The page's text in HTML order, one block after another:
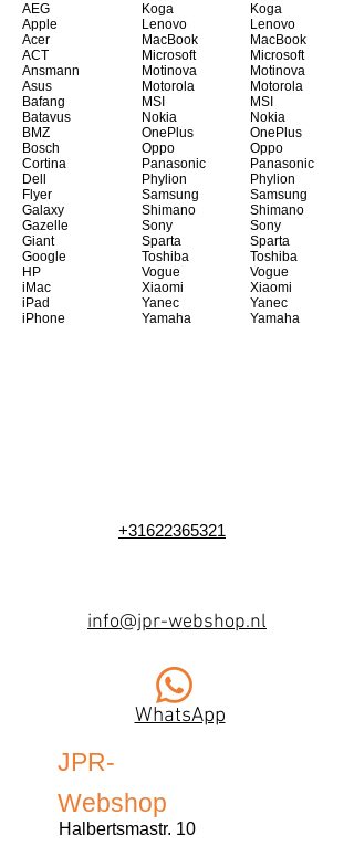
AEG
Apple
Acer
ACT
Ansmann
Asus
Bafang
Batavus
BMZ
Bosch
Cortina
Dell
Flyer
Galaxy
Gazelle
Giant
Google
HP
iMac
iPad
iPhone
Koga
Lenovo
MacBook
Microsoft
Motinova
Motorola
MSI
Nokia
OnePlus
Oppo
Panasonic
Phylion
Samsung
Shimano
Sony
Sparta
Toshiba
Vogue
Xiaomi
Yanec
Yamaha
Koga
Lenovo
MacBook
Microsoft
Motinova
Motorola
MSI
Nokia
OnePlus
Oppo
Panasonic
Phylion
Samsung
Shimano
Sony
Sparta
Toshiba
Vogue
Xiaomi
Yanec
Yamaha
+31622365321
info@jpr-webshop.nl
WhatsApp
JPR-
Webshop
Halbertsmastr. 10